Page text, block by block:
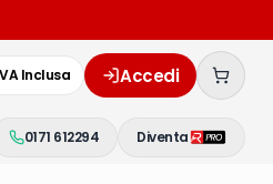
Inclusa Accedi
0171 612294 Diventa